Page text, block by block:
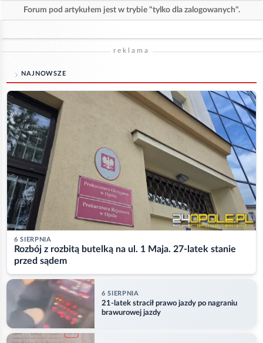
Forum pod artykułem jest w trybie "tylko dla zalogowanych".
reklama
NAJNOWSZE
6 SIERPNIA
Rozbój z rozbitą butelką na ul. 1 Maja. 27-latek stanie
przed sądem
6 SIERPNIA
21-latek stracił prawo jazdy po nagraniu
brawurowej jazdy